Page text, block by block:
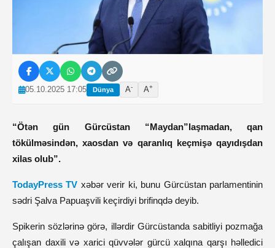
05.10.2025 17:05 Dünya A- A+
“Ötən gün Gürcüstan “Maydan”laşmadan, qan
tökülməsindən, xaosdan və qaranlıq keçmişə qayıdışdan
xilas olub”.
TodayPress TV xəbər verir ki, bunu Gürcüstan parlamentinin
sədri Şalva Papuaşvili keçirdiyi brifinqdə deyib.
Spikerin sözlərinə görə, illərdir Gürcüstanda sabitliyi pozmağa
çalışan daxili və xarici qüvvələr gürcü xalqına qarşı həlledici